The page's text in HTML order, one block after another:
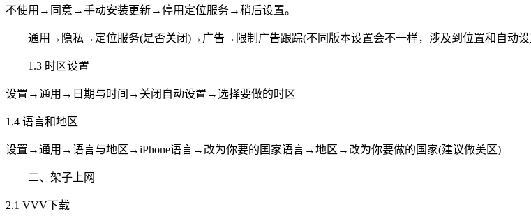
不使用→同意→手动安装更新→停用定位服务→稍后设置。
通用→隐私→定位服务(是否关闭)→广告→限制广告跟踪(不同版本设置会不一样，涉及到位置和自动设
1.3 时区设置
设置→通用→日期与时间→关闭自动设置→选择要做的时区
1.4 语言和地区
设置→通用→语言与地区→iPhone语言→改为你要的国家语言→地区→改为你要做的国家(建议做美区)
二、架子上网
2.1 VVV下载